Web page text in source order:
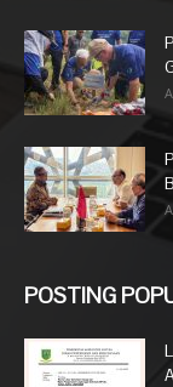
POSTING